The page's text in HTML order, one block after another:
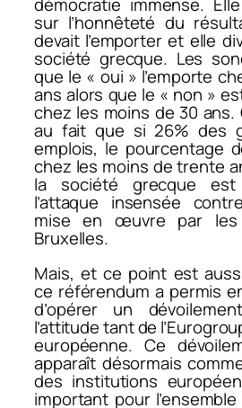
sur l’honnêteté du
devait l’emporter et elle
société grecque. Les
que le « oui » l’emporte
ans alors que le « non »
chez les moins de 30 ans.
au fait que si 26% des
emplois, le pourcentage
chez les moins de trente
la société grecque
l’attaque insensée
mise en œuvre par les
Bruxelles.
Mais, et ce point est
ce référendum a permis
d’opérer un
l’attitude tant de
européenne. Ce
apparaît désormais
des institutions
important pour